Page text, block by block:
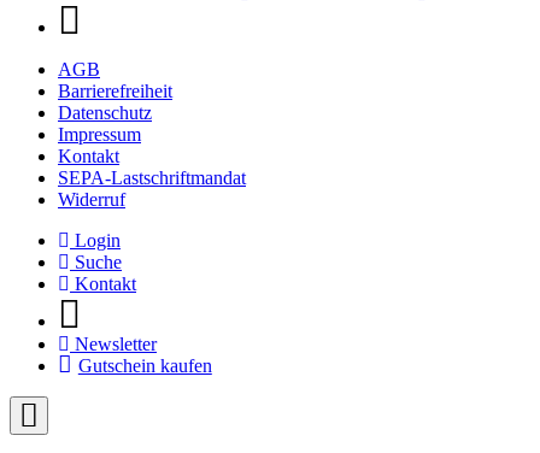
AGB
Barrierefreiheit
Datenschutz
Impressum
Kontakt
SEPA-Lastschriftmandat
Widerruf
Login
Suche
Kontakt
Newsletter
Gutschein kaufen